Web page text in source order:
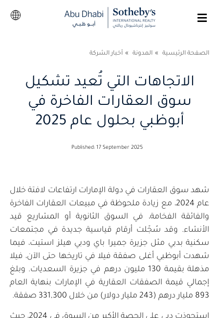
الصفحة الرئيسية المدونة أخبار الشركة
الاتجاهات التي تُعيد تشكيل
سوق العقارات الفاخرة في
أبوظبي بحلول عام 2025
Published: 17 September 2025
شهد سوق العقارات في دولة الإمارات ارتفاعات لافتة خلال
عام 2024، مع زيادة ملحوظة في مبيعات العقارات الفاخرة
والفائقة الفخامة، في السوق الثانوية أو المشاريع قيد
الأنشاء. وقد سُجّلت أرقام قياسية جديدة في مجتمعات
سكنية بدبي مثل جزيرة جميرا باي ودبي هيلز استيت، فيما
شهدت أبوظبي أغلى صفقة فيلا في تاريخها حتى الآن، فيلا
مذهلة بقيمة 130 مليون درهم في جزيرة السعديات. وبلغ
إجمالي قيمة الصفقات العقارية في الإمارات بنهاية العام
893 مليار درهم (243 مليار دولار) من خلال 331,300 صفقة.